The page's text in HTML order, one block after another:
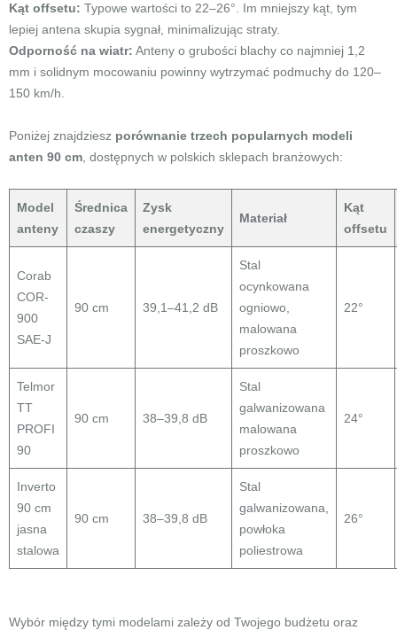
Kąt offsetu: Typowe wartości to 22–26°. Im mniejszy kąt, tym
lepiej antena skupia sygnał, minimalizując straty.
Odporność na wiatr: Anteny o grubości blachy co najmniej 1,2
mm i solidnym mocowaniu powinny wytrzymać podmuchy do 120–
150 km/h.
Poniżej znajdziesz porównanie trzech popularnych modeli
anten 90 cm , dostępnych w polskich sklepach branżowych:
Model
anteny
Średnica
czaszy
Zysk
energetyczny
Materiał
Kąt
offsetu
Corab
COR-
900
SAE-J
90 cm 39,1–41,2 dB
Stal
ocynkowana
ogniowo,
malowana
proszkowo
22°
Telmor
TT
PROFI
90
90 cm 38–39,8 dB
Stal
galwanizowana
malowana
proszkowo
24°
Inverto
90 cm
jasna
stalowa
90 cm 38–39,8 dB
Stal
galwanizowana,
powłoka
poliestrowa
26°
Wybór między tymi modelami zależy od Twojego budżetu oraz